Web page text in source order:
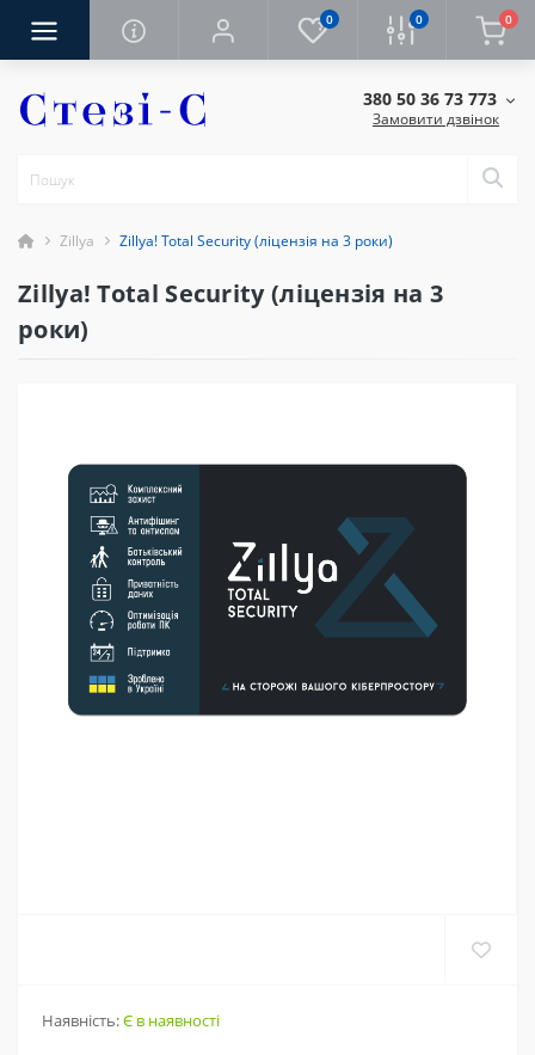
0 0 0
380 50 36 73 773
Замовити дзвінок
Zillya Zillya! Total Security (ліцензія на 3 роки)
Zillya! Total Security (ліцензія на 3
роки)
Наявність:Є в наявності